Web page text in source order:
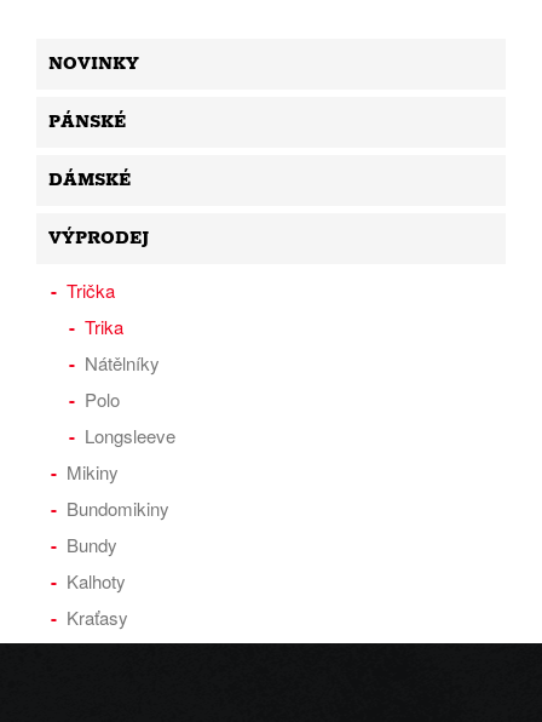
NOVINKY
PÁNSKÉ
DÁMSKÉ
VÝPRODEJ
Trička
Trika
Nátělníky
Polo
Longsleeve
Mikiny
Bundomikiny
Bundy
Kalhoty
Kraťasy